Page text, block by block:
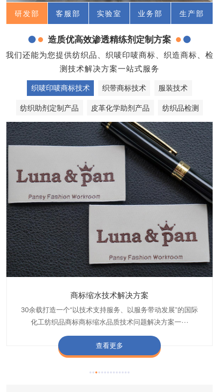
研发部 客服部 实验室 业务部 生产部
造质优高效渗透精练剂定制方案
我们还能为您提供纺织品、织唛印唛商标、织造商标、检
测技术解决方案一站式服务
织唛印唛商标技术 织带商标技术 服装技术
纺织助剂定制产品 皮革化学助剂产品 纺织品检测
商标抗染技术解决方案
博准30余载是中国守家纺织商标印染织唛化工商标抗染品质
技术问题解决方案定制专家,提供前处理,染色,印···
查看更多
织带商标缩水技术解决方案
博准是一家专注30余载设计研发织唛印唛商标、织带织带商
标缩水品质技术问题解决方案一站式服务提供商,匠···
查看更多
服装色差技术解决方案
博准30余载专注提供纺织品印唛、织唛织造服装色差品质问
题技术解决方案一站式服务商,以其精湛的技术,科···
查看更多
纺织品商标固色剂
博准经营多年是行业专业纺织品商标固色助剂,TJ-A622,TJ-
A622,FSD,FSE商标固色剂加···
查看更多
皮革湿摩擦增进剂
博准长期致力于皮革商标湿摩擦增进助剂TJ-A6588,湿摩擦
增进剂加工定制服务技术研究与应用,凭借丰···
查看更多